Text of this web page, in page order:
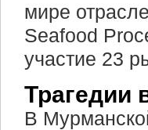
мире
Seafood
участие 23
Трагедии
В